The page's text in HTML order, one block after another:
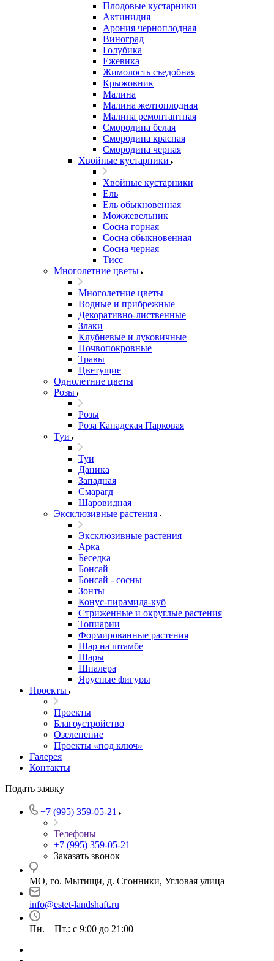
Плодовые кустарники
Актинидия
Арония черноплодная
Виноград
Голубика
Ежевика
Жимолость съедобная
Крыжовник
Малина
Малина желтоплодная
Малина ремонтантная
Смородина белая
Смородина красная
Смородина черная
Хвойные кустарники
Хвойные кустарники
Ель
Ель обыкновенная
Можжевельник
Сосна горная
Сосна обыкновенная
Сосна черная
Тисс
Многолетние цветы
Многолетние цветы
Водные и прибрежные
Декоративно-лиственные
Злаки
Клубневые и луковичные
Почвопокровные
Травы
Цветущие
Однолетние цветы
Розы
Розы
Роза Канадская Парковая
Туи
Туи
Даника
Западная
Смарагд
Шаровидная
Эксклюзивные растения
Эксклюзивные растения
Арка
Беседка
Бонсай
Бонсай - сосны
Зонты
Конус-пирамида-куб
Стриженные и округлые растения
Топиарии
Формированные растения
Шар на штамбе
Шары
Шпалера
Ярусные фигуры
Проекты
Проекты
Благоустройство
Озеленение
Проекты «под ключ»
Галерея
Контакты
Подать заявку
+7 (995) 359-05-21
Телефоны
+7 (995) 359-05-21
Заказать звонок
МО, го. Мытищи, д. Сгонники, Угловая улица
info@estet-landshaft.ru
Пн. – Пт.: с 9:00 до 21:00